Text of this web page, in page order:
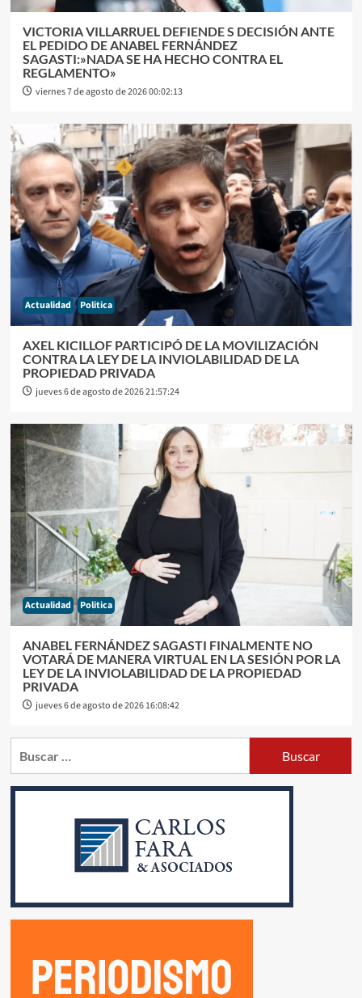
VICTORIA VILLARRUEL DEFIENDE S DECISIÓN ANTE
EL PEDIDO DE ANABEL FERNÁNDEZ
SAGASTI:»NADA SE HA HECHO CONTRA EL
REGLAMENTO»
viernes 7 de agosto de 2026 00:02:13
Actualidad Politica
AXEL KICILLOF PARTICIPÓ DE LA MOVILIZACIÓN
CONTRA LA LEY DE LA INVIOLABILIDAD DE LA
PROPIEDAD PRIVADA
jueves 6 de agosto de 2026 21:57:24
Actualidad Politica
ANABEL FERNÁNDEZ SAGASTI FINALMENTE NO
VOTARÁ DE MANERA VIRTUAL EN LA SESIÓN POR LA
LEY DE LA INVIOLABILIDAD DE LA PROPIEDAD
PRIVADA
jueves 6 de agosto de 2026 16:08:42